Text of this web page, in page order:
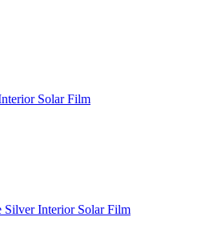
Solar Film
Silver Interior Solar Film